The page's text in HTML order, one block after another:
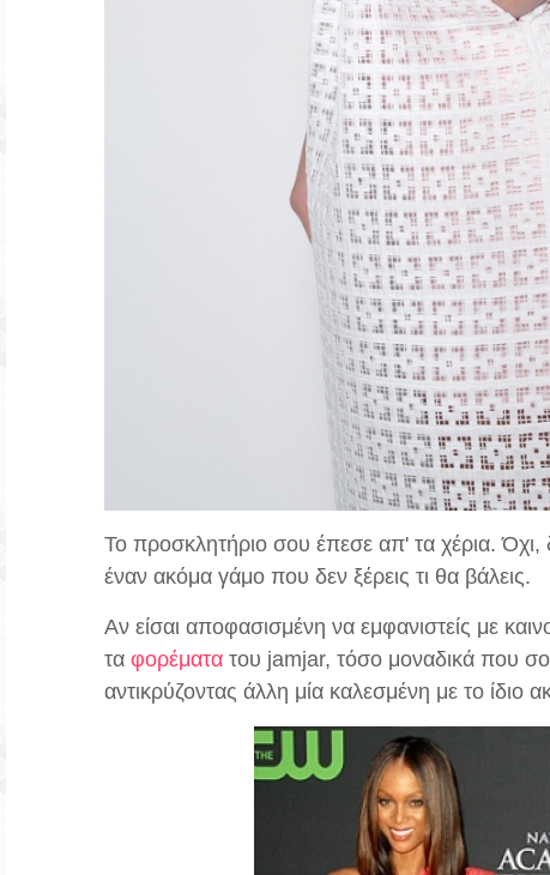
To προσκλητήριο σου έπεσε απ' τα χέρια. Όχι,
έναν ακόμα γάμο που δεν ξέρεις τι θα βάλεις.
Αν είσαι αποφασισμένη να εμφανιστείς με
τα φορέματα του jamjar, τόσο μοναδικά που
αντικρύζοντας άλλη μία καλεσμένη με το